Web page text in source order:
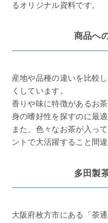
るオリジナル資料です。
商品へ
産地や品種の違いを比較
くしています。
香りや味に特徴があるお
身の嗜好性を探すのに最適
また、色々なお茶が入っ
ントで大活躍すること間
多田製
大阪府枚方市にある「茶